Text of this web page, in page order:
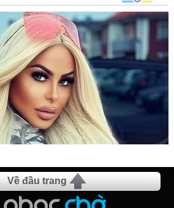
Về đầu trang